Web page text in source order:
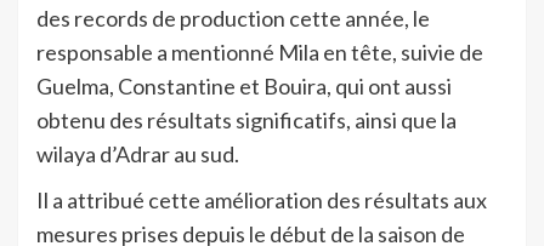
des records de production cette année, le
responsable a mentionné Mila en tête, suivie de
Guelma, Constantine et Bouira, qui ont aussi
obtenu des résultats significatifs, ainsi que la
wilaya d’Adrar au sud.
Il a attribué cette amélioration des résultats aux
mesures prises depuis le début de la saison de